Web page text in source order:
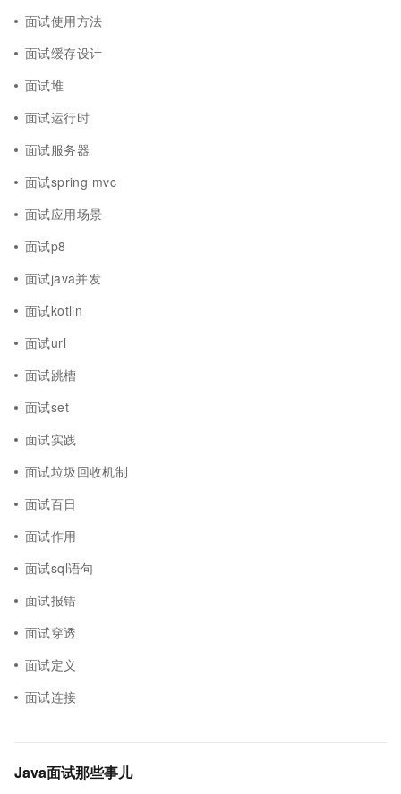
面试使用方法
面试缓存设计
面试堆
面试运行时
面试服务器
面试spring mvc
面试应用场景
面试p8
面试java并发
面试kotlin
面试url
面试跳槽
面试set
面试实践
面试垃圾回收机制
面试百日
面试作用
面试sql语句
面试报错
面试穿透
面试定义
面试连接
Java面试那些事儿